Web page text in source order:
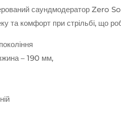
саундмодератор Zero
та комфорт при стрільбі, що
– 190 мм,